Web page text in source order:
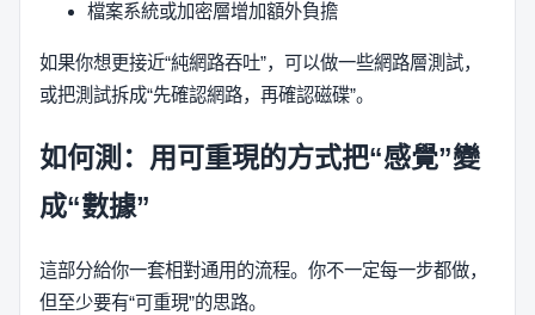
檔案系統或加密層增加額外負擔
如果你想更接近“純網路吞吐”，可以做一些網路層測試，
或把測試拆成“先確認網路，再確認磁碟”。
如何測：用可重現的方式把“感覺”變
成“數據”
這部分給你一套相對通用的流程。你不一定每一步都做，
但至少要有“可重現”的思路。